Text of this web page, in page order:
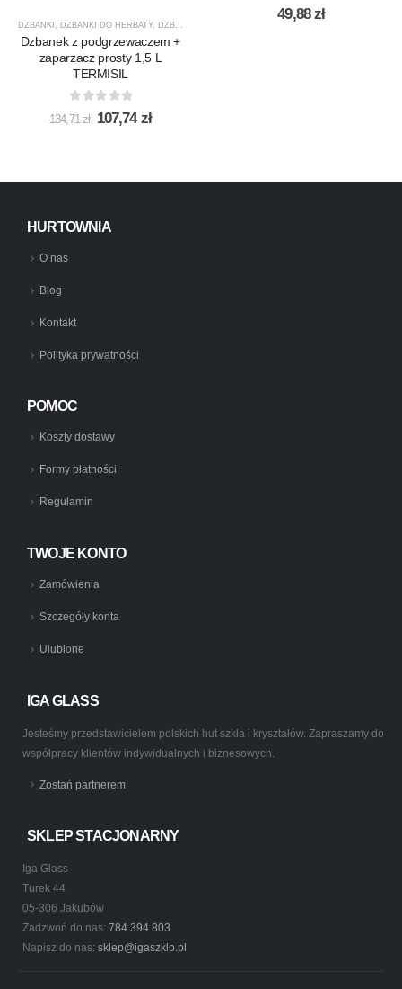
DZBANKI DZBANKI DO HERBATY, DZBANKI DO KAWY
Dzbanek z podgrzewaczem +
zaparzacz prosty 1,5 L
TERMISIL
out of 5
134,71zł Pierwotna
cena
107,74złAktualna
out of 5
49,88zł
HURTOWNIA
O nas
Blog
Kontakt
Polityka prywatności
POMOC
Koszty dostawy
Formy płatności
Regulamin
TWOJE KONTO
Zamówienia
Szczegóły konta
Ulubione
IGA GLASS
Jesteśmy przedstawicielem polskich hut szkła i kryształów. Zapraszamy do
współpracy klientów indywidualnych i biznesowych.
Zostań partnerem
SKLEP STACJONARNY
Iga Glass
Turek 44
05-306 Jakubów
Zadzwoń do nas: 784 394 803
Napisz do nas: sklep@igaszklo.pl